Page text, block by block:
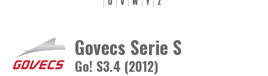
Govecs Serie S
Go! S3.4 (2012)